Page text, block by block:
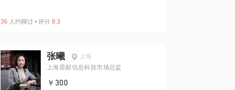
36 人约聊过 • 评分 9.3
张曦
上海
上海星邮信息科技市场总监
￥300